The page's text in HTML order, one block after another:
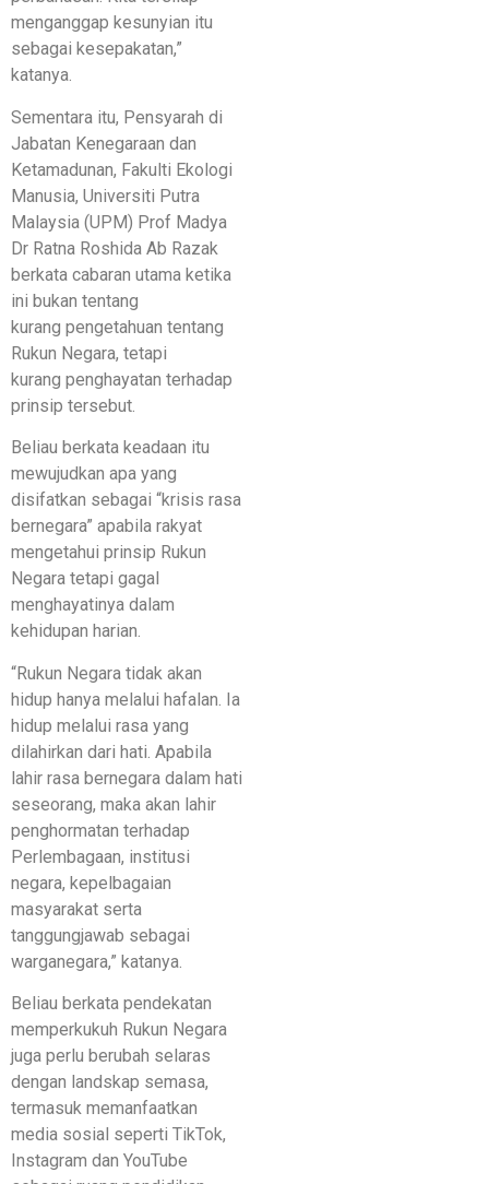
menganggap kesunyian itu
sebagai kesepakatan,”
katanya.
Sementara itu, Pensyarah di
Jabatan Kenegaraan dan
Ketamadunan, Fakulti Ekologi
Manusia, Universiti Putra
Malaysia (UPM) Prof Madya
Dr Ratna Roshida Ab Razak
berkata cabaran utama ketika
ini bukan tentang
kurang pengetahuan tentang
Rukun Negara, tetapi
kurang penghayatan terhadap
prinsip tersebut.
Beliau berkata keadaan itu
mewujudkan apa yang
disifatkan sebagai “krisis rasa
bernegara” apabila rakyat
mengetahui prinsip Rukun
Negara tetapi gagal
menghayatinya dalam
kehidupan harian.
“Rukun Negara tidak akan
hidup hanya melalui hafalan. Ia
hidup melalui rasa yang
dilahirkan dari hati. Apabila
lahir rasa bernegara dalam hati
seseorang, maka akan lahir
penghormatan terhadap
Perlembagaan, institusi
negara, kepelbagaian
masyarakat serta
tanggungjawab sebagai
warganegara,” katanya.
Beliau berkata pendekatan
memperkukuh Rukun Negara
juga perlu berubah selaras
dengan landskap semasa,
termasuk memanfaatkan
media sosial seperti TikTok,
Instagram dan YouTube